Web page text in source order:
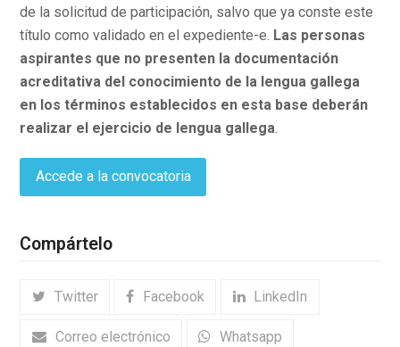
de la solicitud de participación, salvo que ya conste este
título como validado en el expediente-e. Las personas
aspirantes que no presenten la documentación
acreditativa del conocimiento de la lengua gallega
en los términos establecidos en esta base deberán
realizar el ejercicio de lengua gallega
Accede a la convocatoria
Compártelo
Twitter Facebook LinkedIn
Correo electrónico Whatsapp